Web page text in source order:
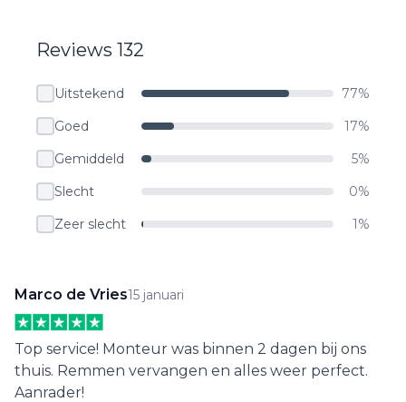
Reviews 132
Uitstekend
77%
Goed
17%
Gemiddeld
5%
Slecht
0%
Zeer slecht
1%
Marco de Vries15 januari
Top service! Monteur was binnen 2 dagen bij ons
thuis. Remmen vervangen en alles weer perfect.
Aanrader!